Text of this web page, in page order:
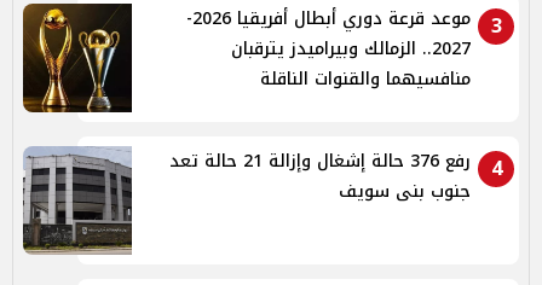
3
موعد قرعة دوري أبطال أفريقيا 2026-
2027.. الزمالك وبيراميدز يترقبان
منافسيهما والقنوات الناقلة
4
رفع 376 حالة إشغال وإزالة 21 حالة تعد
جنوب بنى سويف